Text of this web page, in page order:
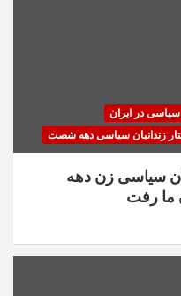
سیاسی در ایران
زندانیان سیاسی دهه شصت
سیاسی زن دهه
ما رفت